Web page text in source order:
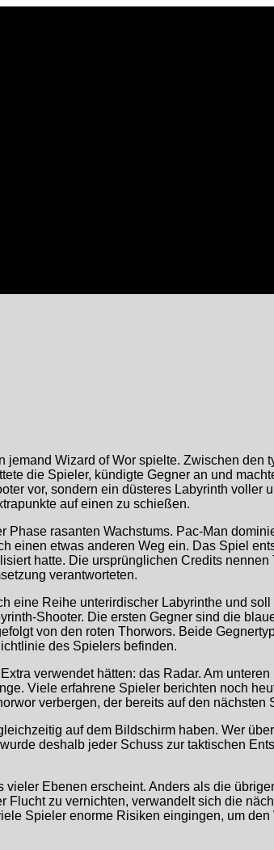
Wizard of Wor spielte. Zwischen den
die Spieler, kündigte Gegner an und
vor, sondern ein düsteres Labyrinth voller
auf einen zu schießen.
rasanten Wachstums. Pac-Man
einen etwas anderen Weg ein. Das Spiel
hatte. Die ursprünglichen Credits
verantworteten.
eine Reihe unterirdischer Labyrinthe und
Shooter. Die ersten Gegner sind die
von den roten Thorwors. Beide
des Spielers befinden.
verwendet hätten: das Radar. Am
Viele erfahrene Spieler berichten noch
verbergen, der bereits auf den nächsten
auf dem Bildschirm haben. Wer
deshalb jeder Schuss zur taktischen
Ebenen erscheint. Anders als die
zu vernichten, verwandelt sich die
Spieler enorme Risiken eingingen, um